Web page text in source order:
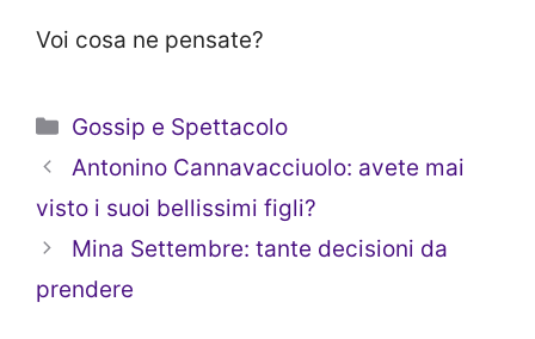
Voi cosa ne pensate?
Categorie
Gossip e Spettacolo
Antonino Cannavacciuolo: avete mai
visto i suoi bellissimi figli?
Mina Settembre: tante decisioni da
prendere